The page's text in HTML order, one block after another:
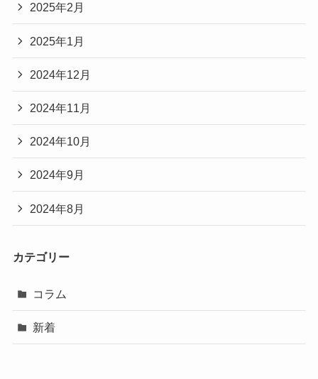
2025年2月
2025年1月
2024年12月
2024年11月
2024年10月
2024年9月
2024年8月
カテゴリー
コラム
新着